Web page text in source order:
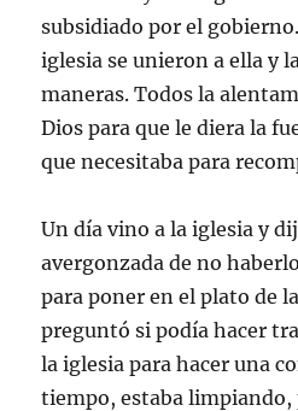
subsidiado por el
iglesia se unieron a ella y
maneras. Todos la
Dios para que le diera la
que necesitaba para
Un día vino a la iglesia y
avergonzada de no
para poner en el plato de
preguntó si podía hacer
la iglesia para hacer una
tiempo, estaba